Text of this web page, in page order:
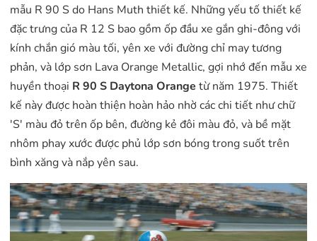
mẫu R 90 S do Hans Muth thiết kế. Những yếu tố thiết kế
đặc trưng của R 12 S bao gồm ốp đầu xe gắn ghi-đông với
kính chắn gió màu tối, yên xe với đường chỉ may tương
phản, và lớp sơn Lava Orange Metallic, gợi nhớ đến mẫu xe
huyền thoại R 90 S Daytona Orange từ năm 1975. Thiết
kế này được hoàn thiện hoàn hảo nhờ các chi tiết như chữ
'S' màu đỏ trên ốp bên, đường kẻ đôi màu đỏ, và bề mặt
nhôm phay xước được phủ lớp sơn bóng trong suốt trên
bình xăng và nắp yên sau.